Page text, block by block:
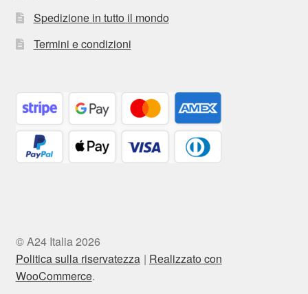
Spedizione in tutto il mondo
Termini e condizioni
© A24 Italia 2026
Politica sulla riservatezza
Realizzato con
WooCommerce.